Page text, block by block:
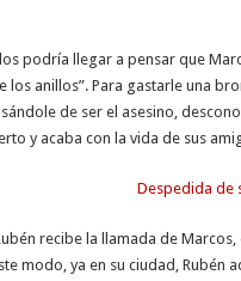
podría llegar a pensar que
los anillos”. Para gastarle una
de ser el asesino,
y acaba con la vida de sus
recibe la llamada de
modo, ya en su ciudad,